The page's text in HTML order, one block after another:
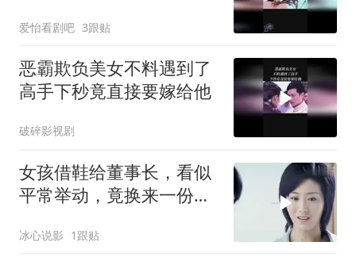
爱怡看剧吧 3跟贴
恶霸欺负美女不料遇到了
高手下秒竟直接要嫁给他
破碎影视剧
女孩借鞋给董事长，看似
平常举动，竟换来一份好
冰心说影 1跟贴